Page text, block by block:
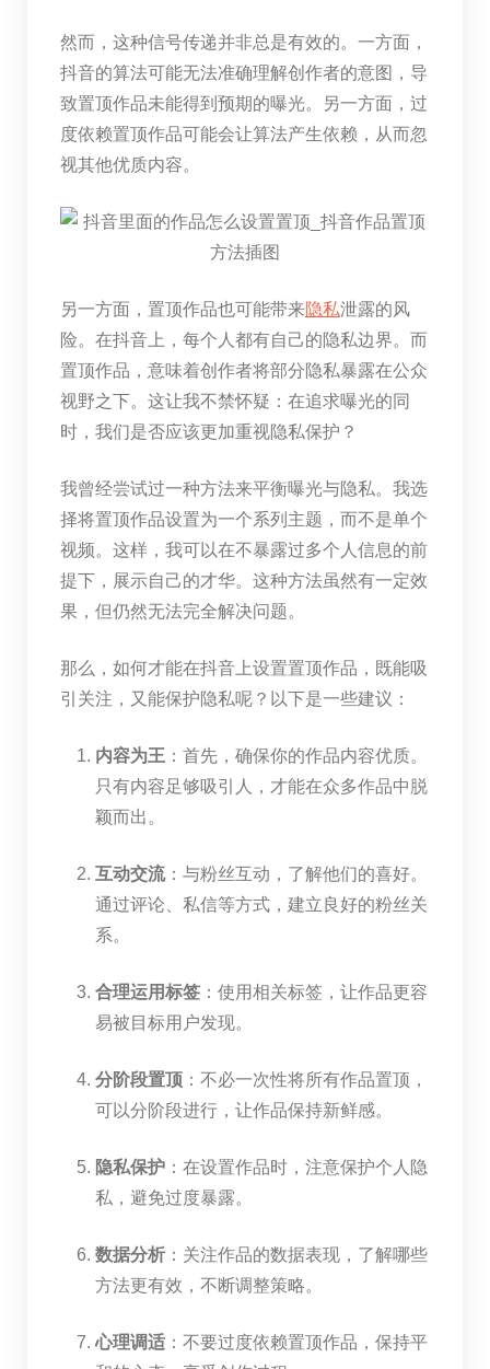
然而，这种信号传递并非总是有效的。一方面，
抖音的算法可能无法准确理解创作者的意图，导
致置顶作品未能得到预期的曝光。另一方面，过
度依赖置顶作品可能会让算法产生依赖，从而忽
视其他优质内容。
另一方面，置顶作品也可能带来隐私泄露的风
险。在抖音上，每个人都有自己的隐私边界。而
置顶作品，意味着创作者将部分隐私暴露在公众
视野之下。这让我不禁怀疑：在追求曝光的同
时，我们是否应该更加重视隐私保护？
我曾经尝试过一种方法来平衡曝光与隐私。我选
择将置顶作品设置为一个系列主题，而不是单个
视频。这样，我可以在不暴露过多个人信息的前
提下，展示自己的才华。这种方法虽然有一定效
果，但仍然无法完全解决问题。
那么，如何才能在抖音上设置置顶作品，既能吸
引关注，又能保护隐私呢？以下是一些建议：
内容为王 ：首先，确保你的作品内容优质。
只有内容足够吸引人，才能在众多作品中脱
颖而出。
互动交流：与粉丝互动，了解他们的喜好。
通过评论、私信等方式，建立良好的粉丝关
系。
合理运用标签：使用相关标签，让作品更容
易被目标用户发现。
分阶段置顶：不必一次性将所有作品置顶，
可以分阶段进行，让作品保持新鲜感。
隐私保护：在设置作品时，注意保护个人隐
私，避免过度暴露。
数据分析：关注作品的数据表现，了解哪些
方法更有效，不断调整策略。
心理调适：不要过度依赖置顶作品，保持平